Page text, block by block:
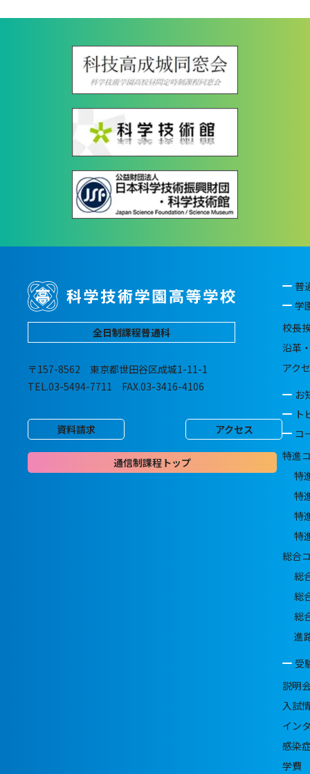
全日制課程普通科
〒157-8562 東京都世田谷区成城1-11-1
TEL.03-5494-7711 FAX.03-3416-4106
資料請求 アクセス
通信制課程トップ
普
学
校長
沿革
アク
お
ト
コ
特進
特
特
特
特
総合
総
総
総
進
受
説明
入試
イン
感染
学費